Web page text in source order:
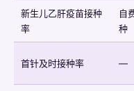
新生儿乙肝疫苗接种
率
自
种
首针及时接种率 —